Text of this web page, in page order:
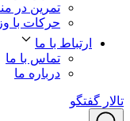
تمرین در
حرکات با
ارتباط با ما
تماس با ما
درباره ما
تالار گفتگو